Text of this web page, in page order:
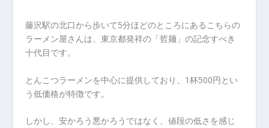
藤沢駅の北口から歩いて5分ほどのところにあるこちらの
ラーメン屋さんは、東京都発祥の「哲麺」の記念すべき
十代目です。
とんこつラーメンを中心に提供しており、1杯500円とい
う低価格が特徴です。
しかし、安かろう悪かろうではなく、値段の低さを感じ